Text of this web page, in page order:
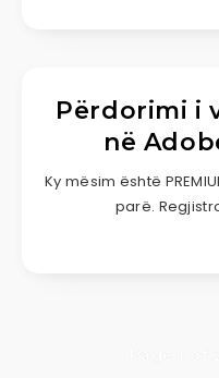
Përdorimi i
në
Ky mësim është
parë.